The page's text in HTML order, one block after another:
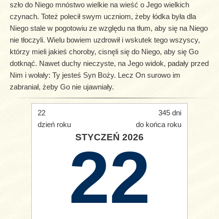
szło do Niego mnóstwo wielkie na wieść o Jego wielkich
czynach. Toteż polecił swym uczniom, żeby łódka była dla
Niego stale w pogotowiu ze względu na tłum, aby się na Niego
nie tłoczyli. Wielu bowiem uzdrowił i wskutek tego wszyscy,
którzy mieli jakieś choroby, cisnęli się do Niego, aby się Go
dotknąć. Nawet duchy nieczyste, na Jego widok, padały przed
Nim i wołały: Ty jesteś Syn Boży. Lecz On surowo im
zabraniał, żeby Go nie ujawniały.
22
dzień roku
345 dni
do końca roku
STYCZEŃ 2026
22